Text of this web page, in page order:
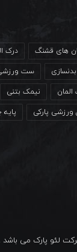
های قشنگ درک
ست
نیمک بتنی
ورزشی پارکی پایه
پارک می باشد . 2021